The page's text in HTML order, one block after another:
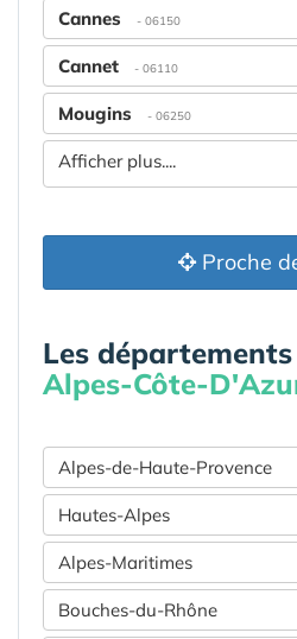
Cannes - 06150
Cannet - 06110
Mougins - 06250
Afficher plus....
Proche
Les
Alpes-Côte-
Alpes-de-Haute-Provence
Hautes-Alpes
Alpes-Maritimes
Bouches-du-Rhône